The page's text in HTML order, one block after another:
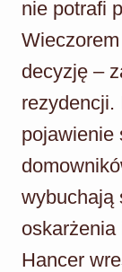
nie potrafi
decyzję –
rezydencji.
pojawienie
wybuchają
Hancer